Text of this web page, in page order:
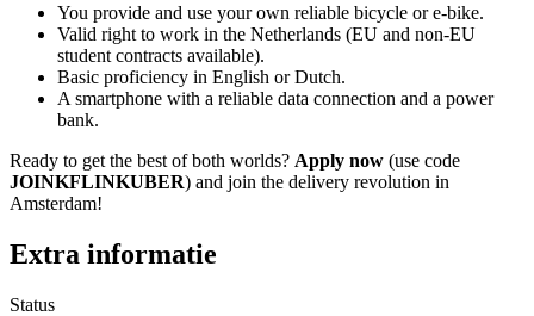
You provide and use your own reliable bicycle or e-bike.
Valid right to work in the Netherlands (EU and non-EU
student contracts available).
Basic proficiency in English or Dutch.
A smartphone with a reliable data connection and a power
bank.
Ready to get the best of both worlds? Apply now (use code
JOINKFLINKUBER) and join the delivery revolution in
Amsterdam!
Extra informatie
Status